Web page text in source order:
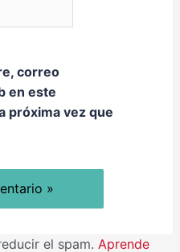
correo
en este
próxima vez que
el spam. Aprende